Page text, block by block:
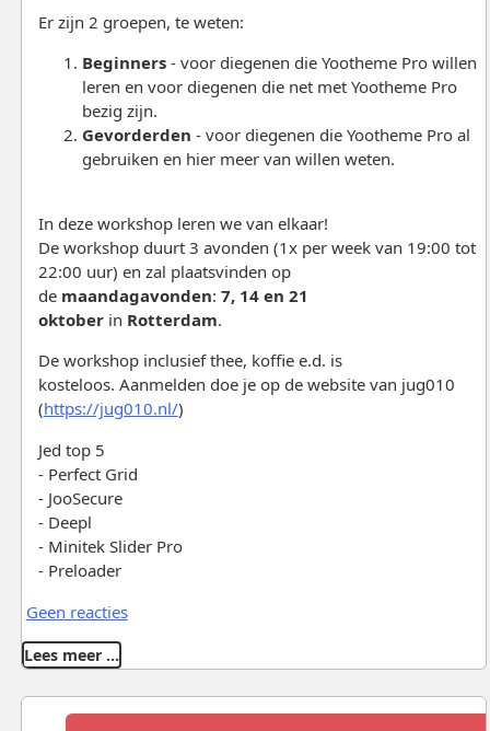
Er zijn 2 groepen, te weten:
Beginners- voor diegenen die Yootheme Pro willen
leren en voor diegenen die net met Yootheme Pro
bezig zijn.
Gevorderden - voor diegenen die Yootheme Pro al
gebruiken en hier meer van willen weten.
In deze workshop leren we van elkaar!
De workshop duurt 3 avonden (1x per week van 19:00 tot
22:00 uur) en zal plaatsvinden op
de maandagavonden: 7, 14 en 21
oktoberin Rotterdam.
De workshop inclusief thee, koffie e.d. is
kosteloos. Aanmelden doe je op de website van jug010
(https://jug010.nl/)
Jed top 5
- Perfect Grid
- JooSecure
- Deepl
- Minitek Slider Pro
- Preloader
Geen reacties
Lees meer …